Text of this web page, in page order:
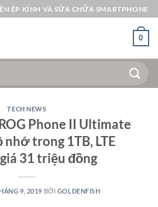
ÉP KÍNH VÀ SỬA CHỮA SMARTPHONE
0
TECH NEWS
Phone II Ultimate
nhớ trong 1TB, LTE
31 triệu đồng
9, 2019 BỞI GOLDENFISH